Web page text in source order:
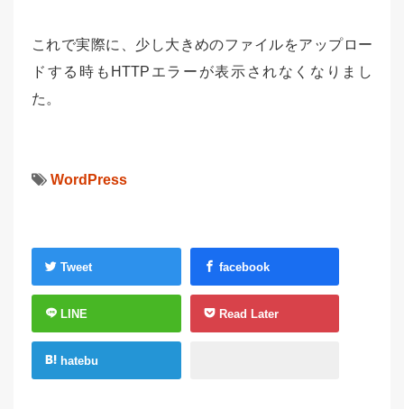
これで実際に、少し大きめのファイルをアップロー
ドする時もHTTPエラーが表示されなくなりまし
た。
WordPress
Tweet facebook
LINE Read Later
hatebu